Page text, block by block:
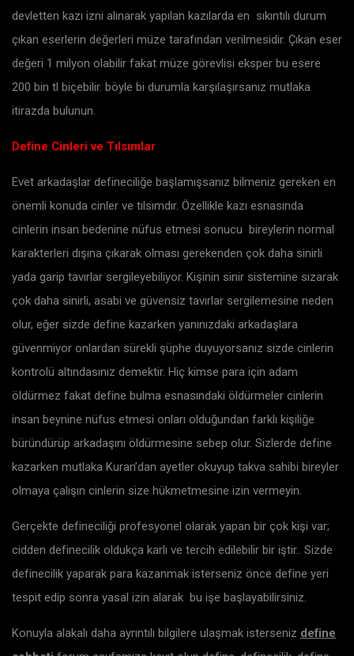
devletten kazı izni alınarak yapılan kazılarda en sıkıntılı durum
çıkan eserlerin değerleri müze tarafından verilmesidir. Çıkan eser
değeri 1 milyon olabilir fakat müze görevlisi eksper bu esere
200 bin tl biçebilir. böyle bi durumla karşılaşırsanız mutlaka
itirazda bulunun.
Define Cinleri ve Tılsımlar
Evet arkadaşlar defineciliğe başlamışsanız bilmeniz gereken en
önemli konuda cinler ve tılsımdır. Özellikle kazı esnasında
cinlerin insan bedenine nüfus etmesi sonucu bireylerin normal
karakterleri dışına çıkarak olması gerekenden çok daha sinirli
yada garip tavırlar sergileyebiliyor. Kişinin sinir sistemine sızarak
çok daha sinirli, asabi ve güvensiz tavırlar sergilemesine neden
olur, eğer sizde define kazarken yanınızdaki arkadaşlara
güvenmiyor onlardan sürekli şüphe duyuyorsanız sizde cinlerin
kontrolü altındasınız demektir. Hiç kimse para için adam
öldürmez fakat define bulma esnasındaki öldürmeler cinlerin
insan beynine nüfus etmesi onları olduğundan farklı kişiliğe
büründürüp arkadaşını öldürmesine sebep olur. Sizlerde define
kazarken mutlaka Kuran’dan ayetler okuyup takva sahibi bireyler
olmaya çalışın cinlerin size hükmetmesine izin vermeyin.
Gerçekte defineciliği profesyonel olarak yapan bir çok kişi var;
cidden definecilik oldukça karlı ve tercih edilebilir bir iştir.. Sizde
definecilik yaparak para kazanmak isterseniz önce define yeri
tespit edip sonra yasal izin alarak bu işe başlayabilirsiniz.
Konuyla alakalı daha ayrıntılı bilgilere ulaşmak isterseniz define